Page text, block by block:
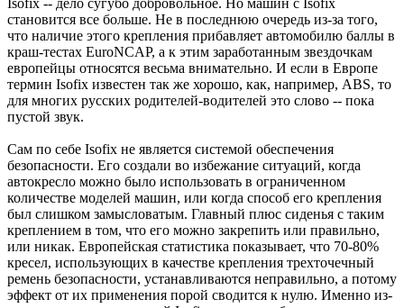
становится все больше. Не в последнюю очередь из-за того,
что наличие этого крепления прибавляет автомобилю баллы в
краш-тестах EuroNCAP, а к этим заработанным звездочкам
европейцы относятся весьма внимательно. И если в Европе
термин Isofix известен так же хорошо, как, например, ABS, то
для многих русских родителей-водителей это слово -- пока
пустой звук.
Сам по себе Isofix не является системой обеспечения
безопасности. Его создали во избежание ситуаций, когда
автокресло можно было использовать в ограниченном
количестве моделей машин, или когда способ его крепления
был слишком замысловатым. Главный плюс сиденья с таким
креплением в том, что его можно закрепить или правильно,
или никак. Европейская статистика показывает, что 70-80%
кресел, использующих в качестве крепления трехточечный
ремень безопасности, устанавливаются неправильно, а потому
эффект от их применения порой сводится к нулю. Именно из-